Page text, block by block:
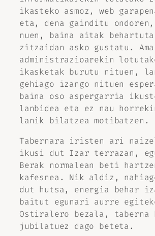
ikasteko asmoz, web
eta, dena gainditu ondoren,
nuen, baina aitak
zitzaidan asko gustatu.
administrazioarekin
ikasketak burutu nituen,
gehiago izango nituen
baina oso aspergarria
lanbidea eta ez nau
lanik bilatzea motibatzen.
Tabernara iristen ari
ikusi dut Izar terrazan,
Berak normalean beti
kafesnea. Nik aldiz,
dut hutsa, energia behar
baitut egunari aurre
Ostiralero bezala, taberna
jubilatuez dago beteta.